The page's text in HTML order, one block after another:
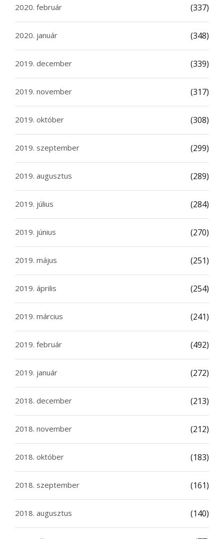
2020. február (337)
2020. január (348)
2019. december (339)
2019. november (317)
2019. október (308)
2019. szeptember (299)
2019. augusztus (289)
2019. július (284)
2019. június (270)
2019. május (251)
2019. április (254)
2019. március (241)
2019. február (492)
2019. január (272)
2018. december (213)
2018. november (212)
2018. október (183)
2018. szeptember (161)
2018. augusztus (140)